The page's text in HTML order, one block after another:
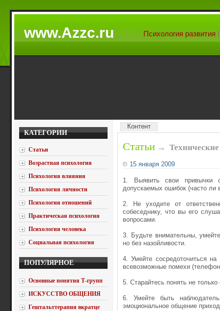
www.Azzc.ru Психология развития
КАТЕГОРИИ
Статьи
Возрастная психология
Психология влияния
Психология личности
Психология отношений
Практическая психология
Психология человека
Социальная психология
ПОПУЛЯРНОЕ
Основные понятия Т-групп
ИСКУССТВО ОБЩЕНИЯ
Гештальттерапия вкратце
Контент
Статьи →
15 января 2009
1. Выявить свои привычки
допускаемых ошибок (часто ли
2. Не уходите от
собеседнику, что вы его
вопросами.
3. Будьте внимательны,
но без назойливости.
4. Умейте сосредоточиться
всевозможные помехи
5. Старайтесь понять не
6. Умейте быть
эмоциональное общение